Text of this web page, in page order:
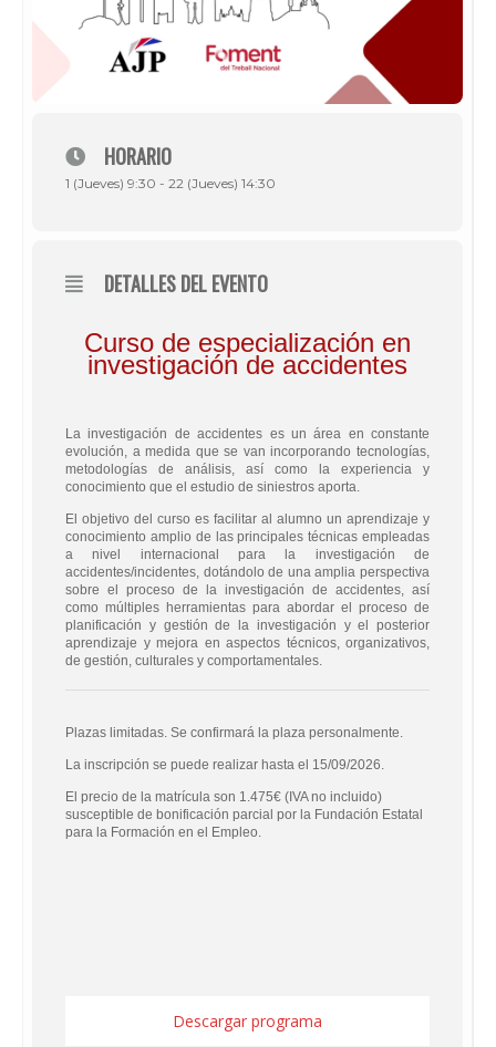
HORARIO
1 (Jueves) 9:30 - 22 (Jueves) 14:30
DETALLES DEL EVENTO
Curso de especialización en
investigación de accidentes
La investigación de accidentes es un área en constante
evolución, a medida que se van incorporando tecnologías,
metodologías de análisis, así como la experiencia y
conocimiento que el estudio de siniestros aporta.
El objetivo del curso es facilitar al alumno un aprendizaje y
conocimiento amplio de las principales técnicas empleadas
a nivel internacional para la investigación de
accidentes/incidentes, dotándolo de una amplia perspectiva
sobre el proceso de la investigación de accidentes, así
como múltiples herramientas para abordar el proceso de
planificación y gestión de la investigación y el posterior
aprendizaje y mejora en aspectos técnicos, organizativos,
de gestión, culturales y comportamentales.
Plazas limitadas. Se confirmará la plaza personalmente.
La inscripción se puede realizar hasta el 15/09/2026.
El precio de la matrícula son 1.475€ (IVA no incluido)
susceptible de bonificación parcial por la Fundación Estatal
para la Formación en el Empleo.
Descargar programa